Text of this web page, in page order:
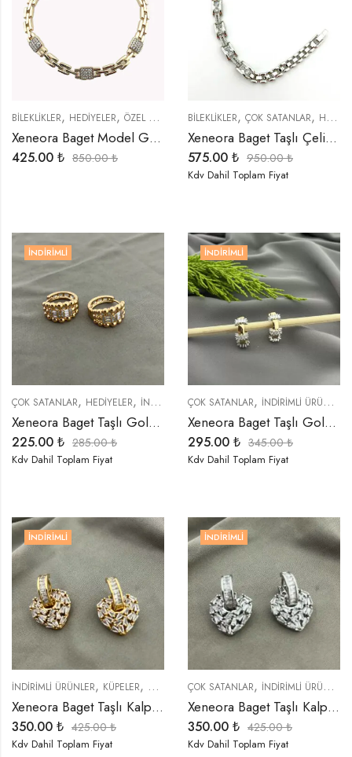
BİLEKLİKLER, HEDIYELER, ÖZEL SERİLER
Xeneora Baget Model Geçmeli Bileklik
425.00 ₺ 850.00₺
BİLEKLİKLER, ÇOK SATANLAR, HEDIYELER
Xeneora Baget Taşlı Çelik Bileklik
575.00 ₺ 950.00₺
Kdv Dahil Toplam Fiyat
İNDIRIMLI
ÇOK SATANLAR, HEDIYELER, İNDIRIMLI ÜRÜNLER ,KÜPELER,TREND ÜRÜNLER
Xeneora Baget Taşlı Gold Küpe
225.00 ₺ 285.00₺
Kdv Dahil Toplam Fiyat
İNDIRIMLI
ÇOK SATANLAR, İNDIRIMLI ÜRÜNLER
Xeneora Baget Taşlı Gold Küpe
295.00 ₺ 345.00₺
Kdv Dahil Toplam Fiyat
İNDIRIMLI
İNDIRIMLI ÜRÜNLER, KÜPELER, ÖZEL SERİLER ,TREND ÜRÜNLER,YENI
Xeneora Baget Taşlı Kalp Gold Renk Küpe
350.00 ₺ 425.00₺
Kdv Dahil Toplam Fiyat
İNDIRIMLI
ÇOK SATANLAR, İNDIRIMLI ÜRÜNLER
Xeneora Baget Taşlı Kalp Gümüş Renk Küpe
350.00 ₺ 425.00₺
Kdv Dahil Toplam Fiyat